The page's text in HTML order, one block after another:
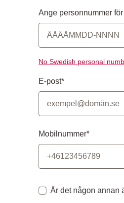
Ange personnummer
No Swedish personal
E-post*
Mobilnummer*
Är det någon annan